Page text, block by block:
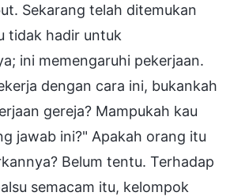
Sekarang telah ditemukan
tidak hadir untuk
ini memengaruhi pekerjaan.
dengan cara ini, bukankah
gereja? Mampukah kau
jawab ini?" Apakah orang itu
Belum tentu. Terhadap
semacam itu, kelompok